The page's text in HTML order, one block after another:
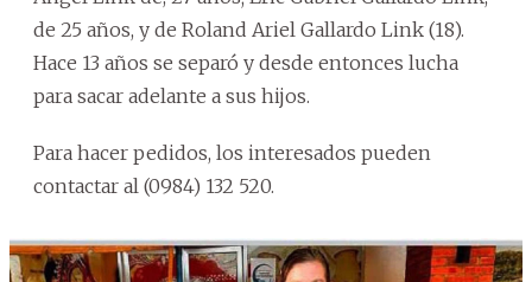
de 25 años, y de Roland Ariel Gallardo Link (18).
Hace 13 años se separó y desde entonces lucha
para sacar adelante a sus hijos.
Para hacer pedidos, los interesados pueden
contactar al (0984) 132 520.